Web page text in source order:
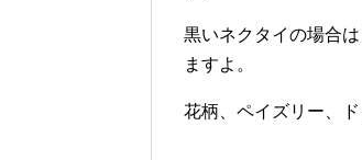
黒いネクタイの場合
ますよ。
花柄、ペイズリー、